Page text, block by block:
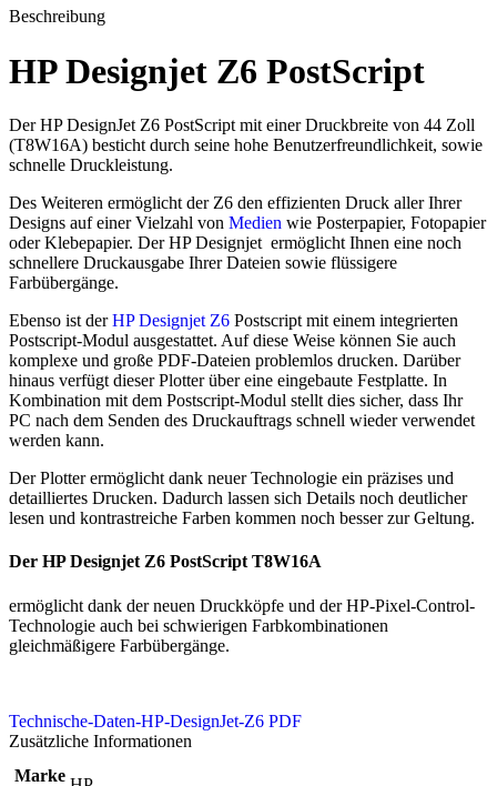
Beschreibung
HP Designjet Z6 PostScript
Der HP DesignJet Z6 PostScript mit einer Druckbreite von 44 Zoll
(T8W16A) besticht durch seine hohe Benutzerfreundlichkeit, sowie
schnelle Druckleistung.
Des Weiteren ermöglicht der Z6 den effizienten Druck aller Ihrer
Designs auf einer Vielzahl von Medien wie Posterpapier, Fotopapier
oder Klebepapier. Der HP Designjet ermöglicht Ihnen eine noch
schnellere Druckausgabe Ihrer Dateien sowie flüssigere
Farbübergänge.
Ebenso ist derHP Designjet Z6 Postscript mit einem integrierten
Postscript-Modul ausgestattet. Auf diese Weise können Sie auch
komplexe und große PDF-Dateien problemlos drucken. Darüber
hinaus verfügt dieser Plotter über eine eingebaute Festplatte. In
Kombination mit dem Postscript-Modul stellt dies sicher, dass Ihr
PC nach dem Senden des Druckauftrags schnell wieder verwendet
werden kann.
Der Plotter ermöglicht dank neuer Technologie ein präzises und
detailliertes Drucken. Dadurch lassen sich Details noch deutlicher
lesen und kontrastreiche Farben kommen noch besser zur Geltung.
Der HP Designjet Z6 PostScript T8W16A
ermöglicht dank der neuen Druckköpfe und der HP-Pixel-Control-
Technologie auch bei schwierigen Farbkombinationen
gleichmäßigere Farbübergänge.
Technische-Daten-HP-DesignJet-Z6 PDF
Zusätzliche Informationen
Marke